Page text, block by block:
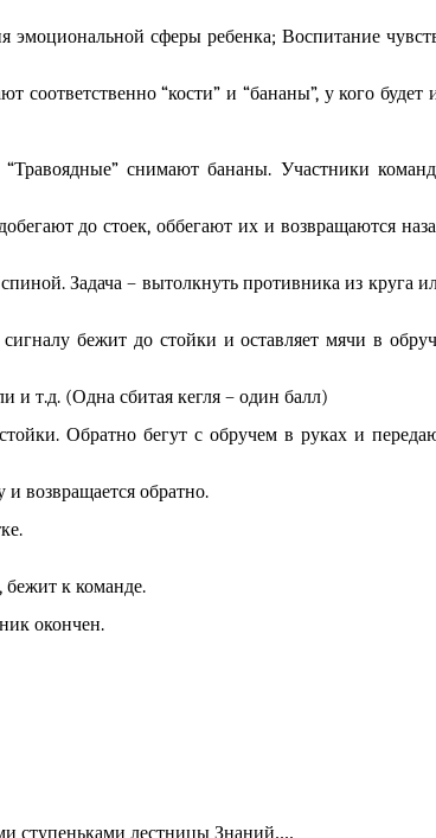
эмоциональной сферы ребенка; Воспитание
“кости” и “бананы”, у кого будет
снимают бананы. Участники
до стоек, оббегают их и возвращаются
Задача – вытолкнуть противника из круга
бежит до стойки и оставляет мячи в
и т.д. (Одна сбитая кегля – один балл)
Обратно бегут с обручем в руках и
и возвращается обратно.
бежит к команде.
окончен.
ступеньками лестницы Знаний....